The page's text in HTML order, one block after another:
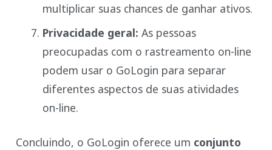
multiplicar suas chances de ganhar ativos.
Privacidade geral: As pessoas
preocupadas com o rastreamento on-line
podem usar o GoLogin para separar
diferentes aspectos de suas atividades
on-line.
Concluindo, o GoLogin oferece um conjunto